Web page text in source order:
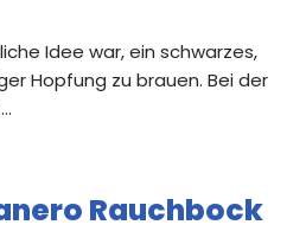
Idee war, ein schwarzes,
Hopfung zu brauen. Bei der
Rauchbock